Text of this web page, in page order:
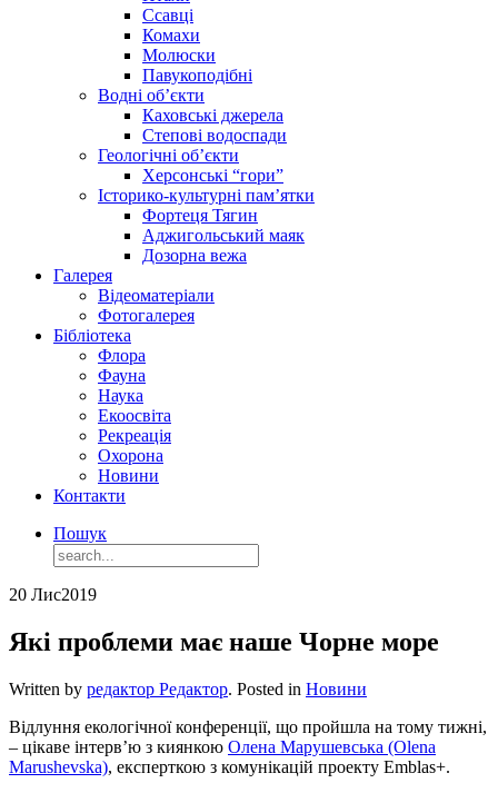
Ссавці
Комахи
Молюски
Павукоподібні
Водні об’єкти
Каховські джерела
Степові водоспади
Геологічні об’єкти
Херсонські “гори”
Історико-культурні пам’ятки
Фортеця Тягин
Аджигольський маяк
Дозорна вежа
Галерея
Відеоматеріали
Фотогалерея
Бібліотека
Флора
Фауна
Наука
Екоосвіта
Рекреація
Охорона
Новини
Контакти
Пошук
20 Лис2019
Які проблеми має наше Чорне море
Written by редактор Редактор. Posted in Новини
Відлуння екологічної конференції, що пройшла на тому тижні,
– цікаве інтерв’ю з киянкою Олена Марушевська (Olena
Marushevska), експерткою з комунікацій проекту Emblas+.